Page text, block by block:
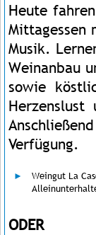
Heute
Mittagessen
Musik.
Weinanbau
sowie
Verfügung.
Weingut La
ODER